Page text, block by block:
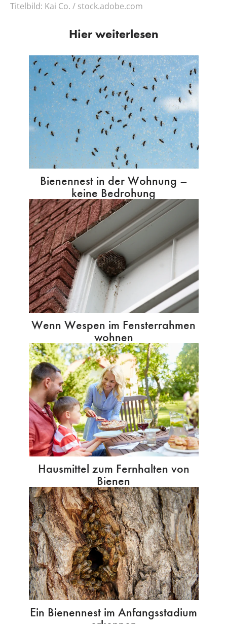
Titelbild: Kai Co. / stock.adobe.com
Hier weiterlesen
Bienennest in der Wohnung –
keine Bedrohung
Wenn Wespen im Fensterrahmen
wohnen
Hausmittel zum Fernhalten von
Bienen
Ein Bienennest im Anfangsstadium